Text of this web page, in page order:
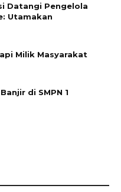
Datangi Pengelola
Utamakan
Milik Masyarakat
di SMPN 1